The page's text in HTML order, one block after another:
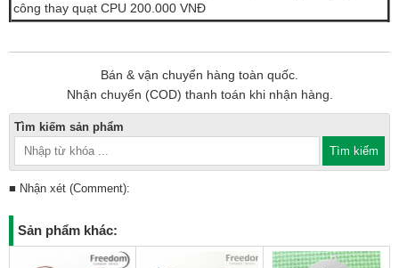
công thay quạt CPU 200.000 VNĐ
Bán & vận chuyển hàng toàn quốc.
Nhận chuyển (COD) thanh toán khi nhận hàng.
Tìm kiếm sản phẩm
■ Nhận xét (Comment):
Sản phẩm khác: